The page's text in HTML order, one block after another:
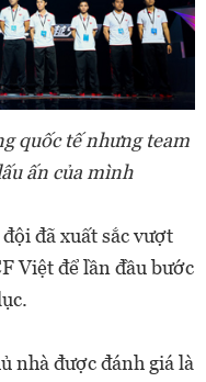
quốc tế nhưng team
ấn của mình
đã xuất sắc vượt
Việt để lần đầu bước
nhà được đánh giá là